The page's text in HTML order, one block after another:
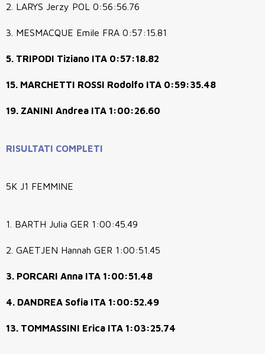
2. LARYS Jerzy POL 0:56:56.76
3. MESMACQUE Emile FRA 0:57:15.81
5. TRIPODI Tiziano ITA 0:57:18.82
15. MARCHETTI ROSSI Rodolfo ITA 0:59:35.48
19. ZANINI Andrea ITA 1:00:26.60
RISULTATI COMPLETI
5K J1 FEMMINE
1. BARTH Julia GER 1:00:45.49
2. GAETJEN Hannah GER 1:00:51.45
3. PORCARI Anna ITA 1:00:51.48
4. DANDREA Sofia ITA 1:00:52.49
13. TOMMASSINI Erica ITA 1:03:25.74